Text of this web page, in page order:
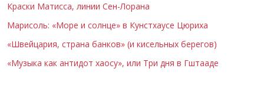
Краски Матисса, линии Сен-Лорана
Марисоль: «Море и солнце» в Кунстхаусе Цюриха
«Швейцария, страна банков» (и кисельных берегов)
«Музыка как антидот хаосу», или Три дня в Гштааде